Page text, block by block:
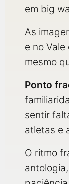
em big
As
e no Vale
mesmo
Ponto
sentir
atletas e
O ritmo